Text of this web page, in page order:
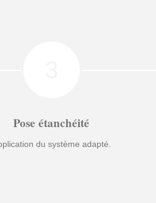
Pose étanchéité
du système adapté.